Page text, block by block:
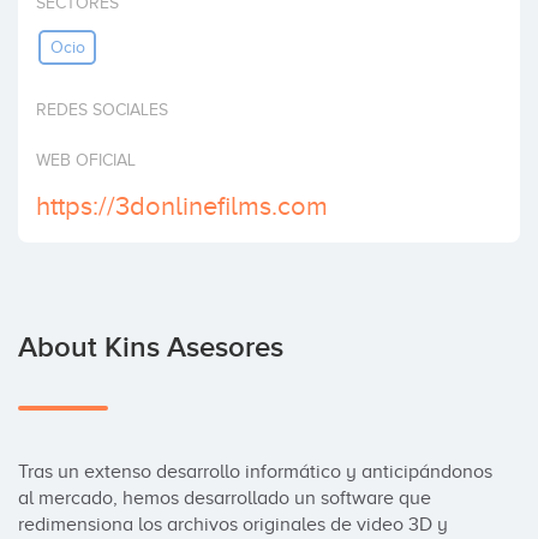
Ocio
REDES SOCIALES
WEB OFICIAL
https://3donlinefilms.com
About Kins Asesores
Tras un extenso desarrollo informático y anticipándonos
al mercado, hemos desarrollado un software que
redimensiona los archivos originales de video 3D y